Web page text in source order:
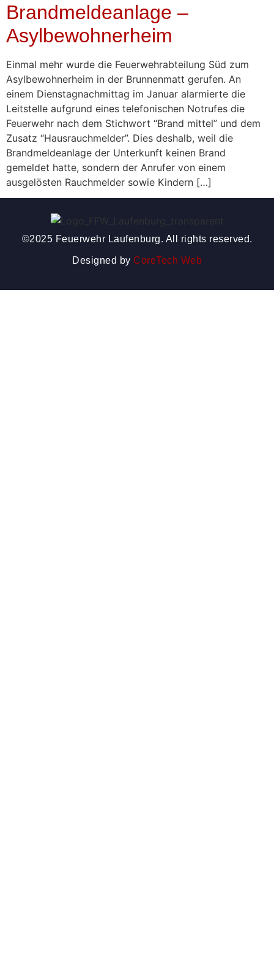
Brandmeldeanlage –
Asylbewohnerheim
Einmal mehr wurde die Feuerwehrabteilung Süd zum
Asylbewohnerheim in der Brunnenmatt gerufen. An
einem Dienstagnachmittag im Januar alarmierte die
Leitstelle aufgrund eines telefonischen Notrufes die
Feuerwehr nach dem Stichwort “Brand mittel” und dem
Zusatz “Hausrauchmelder”. Dies deshalb, weil die
Brandmeldeanlage der Unterkunft keinen Brand
gemeldet hatte, sondern der Anrufer von einem
ausgelösten Rauchmelder sowie Kindern […]
©2025 Feuerwehr Laufenburg. All rights reserved.
Designed by CoreTech Web